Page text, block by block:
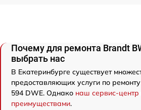
Почему для ремонта Brandt
выбрать нас
В Екатеринбурге существует
предоставляющих услуги по
594 DWE. Однако наш сервис-центр
преимуществами.